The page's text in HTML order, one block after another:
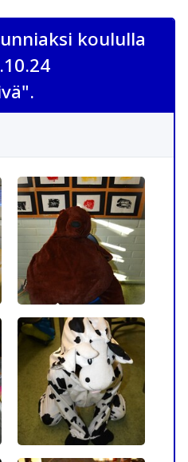
koululla